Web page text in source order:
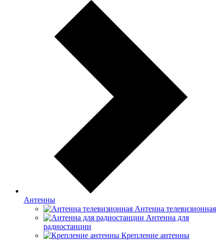
Антенны
Антенна телевизионная
Антенна для
радиостанции
Крепление антенны